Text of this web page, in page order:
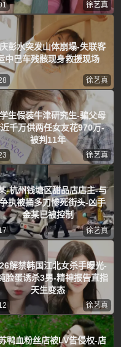
徐艺真
彭水突发山体崩塌-失联客
中巴车残骸现身救援现场
徐艺真
生假装牛津研究生-骗父母
千万供两任女友花970万-
被判11年
徐艺真
-杭州钱塘区甜品店店主-与
执被捅多刀惨死街头-凶手
金某已被控制
徐艺真
解禁韩国江北女杀手曝光-
脸蛋诱杀3男-精神报告直指
天生变态
徐艺真
鸭血粉丝店被LV告侵权-店